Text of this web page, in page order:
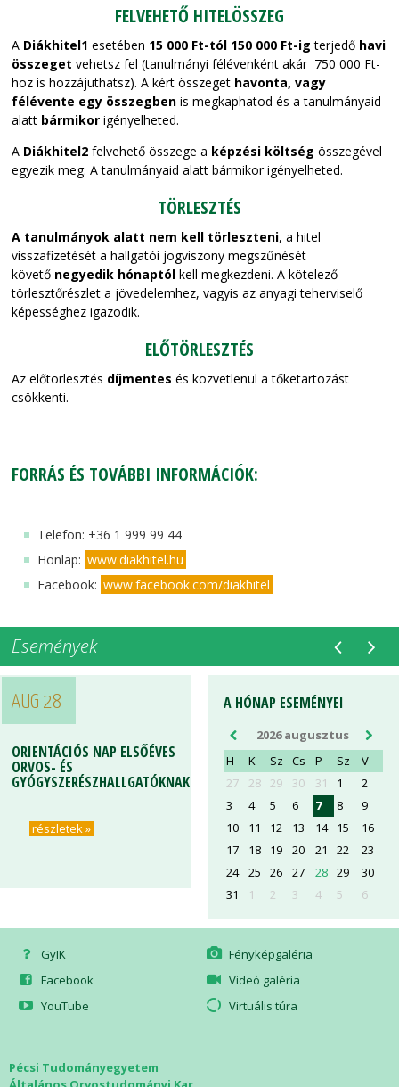
FELVEHETŐ HITELÖSSZEG
A Diákhitel1 esetében 15 000 Ft-tól 150 000 Ft-ig terjedő havi
összeget vehetsz fel (tanulmányi félévenként akár 750 000 Ft-
hoz is hozzájuthatsz). A kért összeget havonta, vagy
félévente egy összegben is megkaphatod és a tanulmányaid
alatt bármikor igényelheted.
A Diákhitel2 felvehető összege a képzési költség összegével
egyezik meg.A tanulmányaid alattbármikor igényelheted.
TÖRLESZTÉS
A tanulmányok alatt nem kell törleszteni, a hitel
visszafizetését a hallgatói jogviszony megszűnését
követő negyedik hónaptól kell megkezdeni. A kötelező
törlesztőrészlet a jövedelemhez, vagyis az anyagi teherviselő
képességhez igazodik.
ELŐTÖRLESZTÉS
Az előtörlesztés díjmentesés közvetlenül a tőketartozást
csökkenti.
FORRÁS ÉS TOVÁBBI INFORMÁCIÓK:
Telefon: +36 1 999 99 44
Honlap: www.diakhitel.hu
Facebook: www.facebook.com/diakhitel
Események
A HÓNAP ESEMÉNYEI
2026 augusztus
H
K Sz Cs P Sz
V
27
28 29 30 31 1
2
3
4 5 6 7 8
9
10
11 12 13 14 15
16
17
18 19 20 21 22
23
24
25 26 27 28 29
30
31
1 2 3 4 5 6
AUG 28
ORIENTÁCIÓS NAP ELSŐÉVES
ORVOS- ÉS
GYÓGYSZERÉSZHALLGATÓKNAK
részletek »
AUG 28
ORIENTÁCIÓS NAP ELSŐÉVES
ORVOS- ÉS
GYÓGYSZERÉSZHALLGATÓKNAK
részletek »
GyIK
Facebook
YouTube
Fényképgaléria
Videó galéria
Virtuális túra
Pécsi Tudományegyetem